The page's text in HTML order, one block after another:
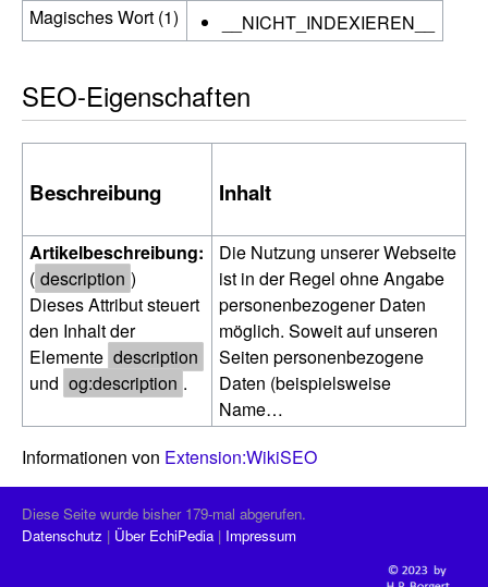
Magisches Wort (1) __NICHT_INDEXIEREN__
SEO-Eigenschaften
Beschreibung Inhalt
Artikelbeschreibung:
( description )
Dieses Attribut steuert
den Inhalt der
Elemente description
und og:description .
Die Nutzung unserer Webseite
ist in der Regel ohne Angabe
personenbezogener Daten
möglich. Soweit auf unseren
Seiten personenbezogene
Daten (beispielsweise
Name…
Informationen von Extension:WikiSEO
Diese Seite wurde bisher 179-mal abgerufen.
Datenschutz
Über EchiPedia Impressum